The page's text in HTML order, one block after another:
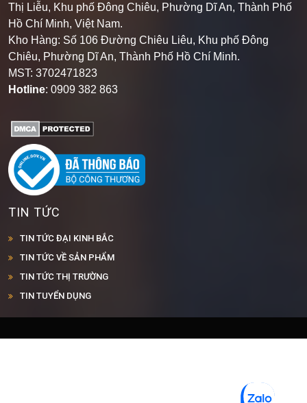
Thị Liễu, Khu phố Đông Chiêu, Phường Dĩ An, Thành Phố
Hồ Chí Minh, Việt Nam.
Kho Hàng: Số 106 Đường Chiêu Liêu, Khu phố Đông
Chiêu, Phường Dĩ An, Thành Phố Hồ Chí Minh.
MST: 3702471823
Hotline: 0909 382 863
TIN TỨC
TIN TỨC ĐẠI KINH BẮC
TIN TỨC VỀ SẢN PHẨM
TIN TỨC THỊ TRƯỜNG
TIN TUYỂN DỤNG